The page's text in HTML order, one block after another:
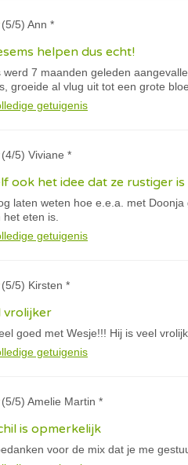
(5/5) Ann *
helpen dus echt!
werd 7 maanden geleden
groeide al vlug uit tot een grote
getuigenis
(4/5) Viviane *
ook het idee dat ze rustiger is
laten weten hoe e.e.a. met
eten is.
getuigenis
(5/5) Kirsten *
vrolijker
goed met Wesje!!! Hij is veel
getuigenis
(5/5) Amelie Martin *
is opmerkelijk
voor de mix dat je me